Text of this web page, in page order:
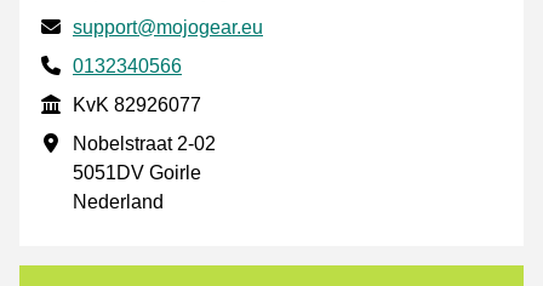
E-mail
support@mojogear.eu
Telefoonnummer
0132340566
KvK
KvK 82926077
Vestigingsadres
Nobelstraat 2-02
5051DV Goirle
Nederland